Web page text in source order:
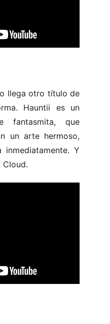
llega otro título de
Hauntii es un
fantasmita, que
un arte hermoso,
Y
Cloud.